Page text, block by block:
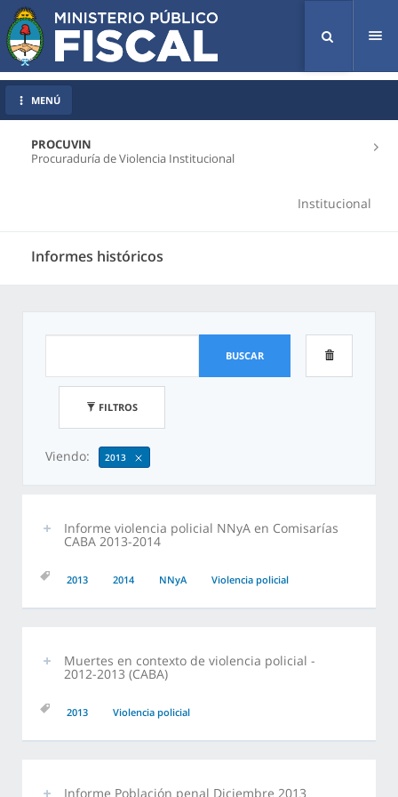
PROCUVIN
Procuraduría de Violencia Institucional
Institucional
Informes históricos
MENÚ
BUSCAR
FILTROS
Viendo: 2013
Informe violencia policial NNyA en Comisarías
CABA 2013-2014
2013 2014 NNyA Violencia policial
Muertes en contexto de violencia policial -
2012-2013 (CABA)
2013 Violencia policial
Informe Población penal Diciembre 2013